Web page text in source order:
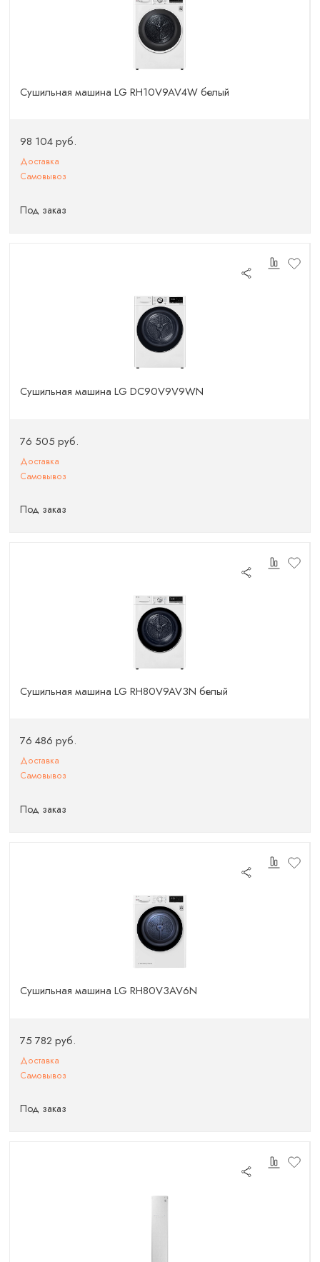
Сушильная машина LG RH10V9AV4W белый
98 104 руб.
Доставка
Самовывоз
Под заказ
Сушильная машина LG DC90V9V9WN
76 505 руб.
Доставка
Самовывоз
Под заказ
Сушильная машина LG RH80V9AV3N белый
76 486 руб.
Доставка
Самовывоз
Под заказ
Сушильная машина LG RH80V3AV6N
75 782 руб.
Доставка
Самовывоз
Под заказ